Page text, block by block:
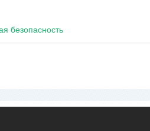
безопасность